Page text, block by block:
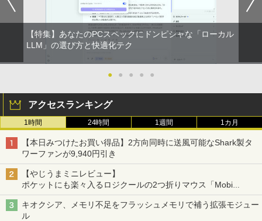
中古パソコン 中古 デスクトップパソコン
Office付き 液晶セット 高解像度 初期設
定済み 見やすい 人気商品 Windows11 P
ro DELL OptiPlex 7060 Core i5 16GB 2
2インチ 中古 パソコン デスクトップパソ
￥50,999
5
ミニPC 中古デスクトップ DELL Optiple
x 5060 micro Windows11 Pro Core i5 8
500T メモリ 4GB SSD 128GB 本体 / 3ヶ
月保証 中古パソコン 中古PC 中古デスク
トップパソコン 初期設定済み office付き
(7765)
￥17,480
【BenQ公式店】BenQ ベンキュー GW2
IPS/HDMI/DP/ブルーライト軽減プラス/
フリッカーフリー/ティルト機能/27型 PC
￥16,621
5
Yoothi 互換品 液晶 16.0インチ LGエレ
クトロニクス LG gram 16Z90Q 16Z90Q
-KA76J1 16Z90Q-KA79J 16Z90Q-KA78
J 16Z90Q-KA78J1 16Z90Q-AA79J1 対
応 40ピン 60Hz WQXGA 2560x1600 IPS
LED LCD 液晶ディスプレイ 修理交換用
液晶パネル
パックンの森のお金塾こども投資セット
￥3,300
セリング 自動ペアリング Type-C充電 マイク
付き 防水 タッチ式音量調整 スポーツ/通勤/通
学/WEB会議(ホワイト)
￥1,964
レスイヤホン Bluetooth 5.4 ノイズキャンセ
リング ANC 36時間再生
￥2,980
On My Road (Stadium ver.)
￥250
￥1,653
強炭酸水 ペットボトル 500ミリリットル (Sm
art Basic)
￥1,625
￥810
ONE PIECE モノクロ版 115 (ジャンプコミッ
￥594
【特集】あなたのPCスペックにドンピシャな「ローカル
LLM」の選び方と快適化テク
● ● ● ● ●
アクセスランキング
1時間 24時間 1週間 1カ月
【本日みつけたお買い得品】2方向同時に送風可能なShark製タ
ワーファンが9,940円引き
【やじうまミニレビュー】
ポケットにも楽々入るロジクールの2つ折りマウス「Mobi
Fold」。その気になるギミックとは？
キオクシア、メモリ不足をフラッシュメモリで補う拡張モジュー
ル